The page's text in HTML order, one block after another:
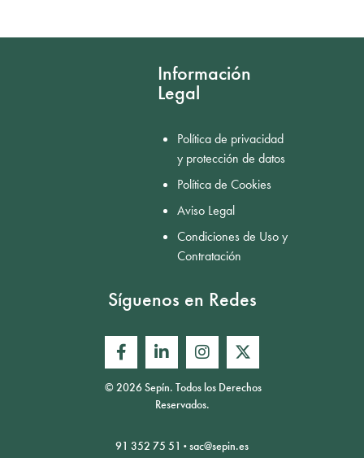
Información
Legal
Política de privacidad
y protección de datos
Política de Cookies
Aviso Legal
Condiciones de Uso y
Contratación
Síguenos en Redes
© 2026 Sepín. Todos los Derechos
Reservados.
91 352 75 51 ·sac@sepin.es